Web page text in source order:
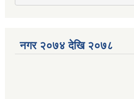
नगर २०७४ देखि २०७८